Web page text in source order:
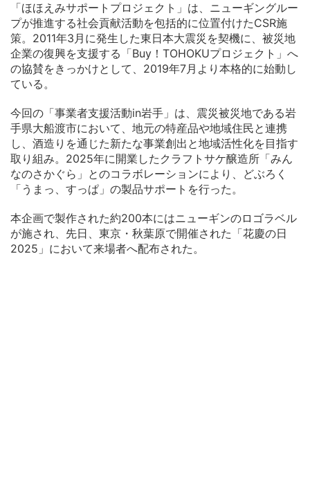
「ほほえみサポートプロジェクト」は、ニューギングルー
プが推進する社会貢献活動を包括的に位置付けたCSR施
策。2011年3月に発生した東日本大震災を契機に、被災地
企業の復興を支援する「Buy！TOHOKUプロジェクト」へ
の協賛をきっかけとして、2019年7月より本格的に始動し
ている。
今回の「事業者支援活動in岩手」は、震災被災地である岩
手県大船渡市において、地元の特産品や地域住民と連携
し、酒造りを通じた新たな事業創出と地域活性化を目指す
取り組み。2025年に開業したクラフトサケ醸造所「みん
なのさかぐら」とのコラボレーションにより、どぶろく
「うまっ、すっぱ」の製品サポートを行った。
本企画で製作された約200本にはニューギンのロゴラベル
が施され、先日、東京・秋葉原で開催された「花慶の日
2025」において来場者へ配布された。